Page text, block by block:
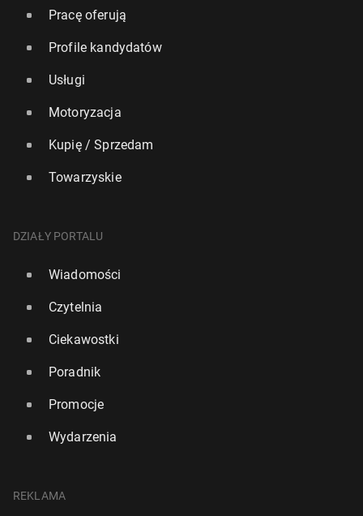
Pracę oferują
Profile kandydatów
Usługi
Motoryzacja
Kupię / Sprzedam
Towarzyskie
DZIAŁY PORTALU
Wiadomości
Czytelnia
Ciekawostki
Poradnik
Promocje
Wydarzenia
REKLAMA